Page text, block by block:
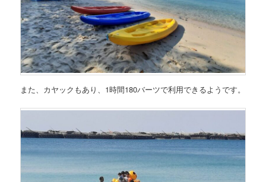
また、カヤックもあり、1時間180バーツで利用できるようです。